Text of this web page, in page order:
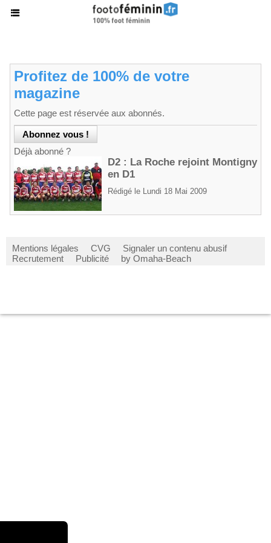
Profitez de 100% de votre
magazine
Cette page est réservée aux abonnés.
Déjà abonné ?
D2 : La Roche rejoint Montigny
en D1
Rédigé le Lundi 18 Mai 2009
Mentions légales CVG
Signaler un contenu abusif
Recrutement
Publicité by Omaha-Beach